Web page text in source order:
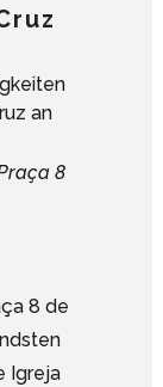
8
8 de
Igreja